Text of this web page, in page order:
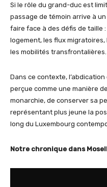
Si le rôle du grand-duc est
passage de témoin arrive à
faire face à des défis de taille
logement, les flux
les mobilités transfrontalières.
Dans ce contexte,
perçue comme une manière
monarchie, de conserver sa
représentant plus jeune la
long du Luxembourg
Notre chronique dans